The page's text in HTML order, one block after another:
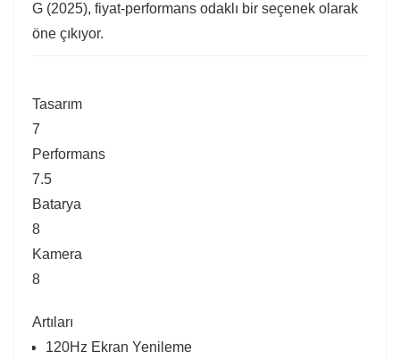
G (2025), fiyat-performans odaklı bir seçenek olarak
öne çıkıyor.
Tasarım
7
Performans
7.5
Batarya
8
Kamera
8
Artıları
120Hz Ekran Yenileme